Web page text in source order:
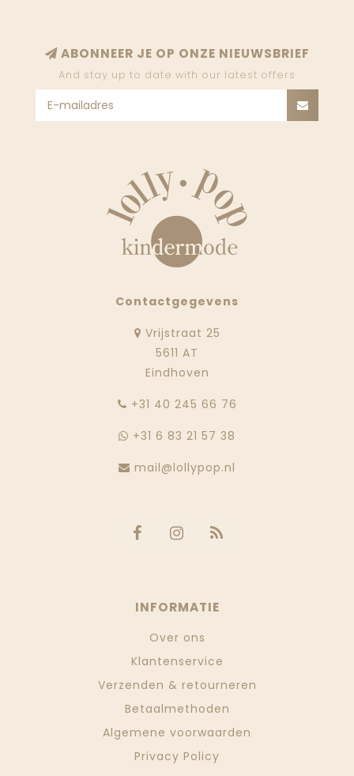
ABONNEER JE OP ONZE NIEUWSBRIEF
And stay up to date with our latest offers
Contactgegevens
Vrijstraat 25
5611 AT
Eindhoven
‭+31 40 245 66 76
+31 6 83 21 57 38
mail@lollypop.nl
INFORMATIE
Over ons
Klantenservice
Verzenden & retourneren
Betaalmethoden
Algemene voorwaarden
Privacy Policy